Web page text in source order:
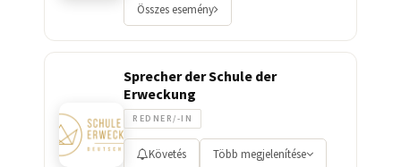
Összes esemény
Sprecher der Schule der
Erweckung
REDNER/-IN
Követés Több megjelenítése